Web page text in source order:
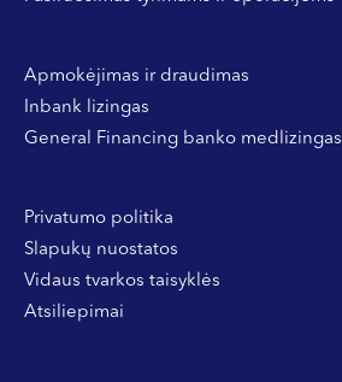
Apmokėjimas ir draudimas
Inbank lizingas
General Financing banko medlizingas
Privatumo politika
Slapukų nuostatos
Vidaus tvarkos taisyklės
Atsiliepimai